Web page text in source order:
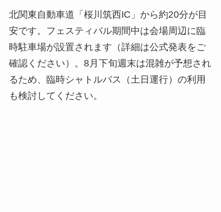
北関東自動車道「桜川筑西IC」から約20分が目
安です。フェスティバル期間中は会場周辺に臨
時駐車場が設置されます（詳細は公式発表をご
確認ください）。8月下旬週末は混雑が予想され
るため、臨時シャトルバス（土日運行）の利用
も検討してください。